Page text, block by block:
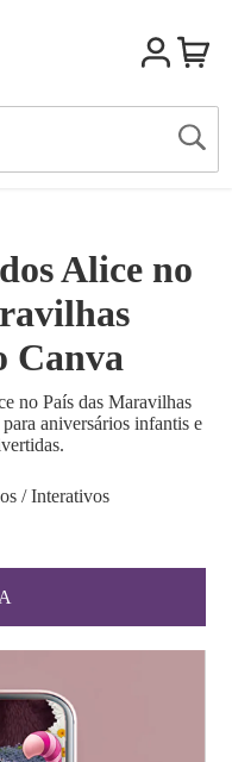
Alice no
Canva
no País das Maravilhas
aniversários infantis e
/ Interativos